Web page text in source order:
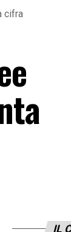
cifra
IL